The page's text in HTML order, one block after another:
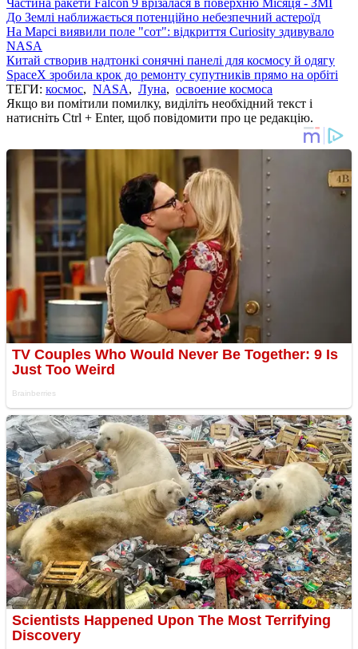
До Землі наближається потенційно небезпечний астероїд
На Марсі виявили поле "сот": відкриття Curiosity здивувало
NASA
Китай створив надтонкі сонячні панелі для космосу й одягу
SpaceX зробила крок до ремонту супутників прямо на орбіті
ТЕГИ: космос, NASA, Луна, освоение космоса
Якщо ви помітили помилку, виділіть необхідний текст і
натисніть Ctrl + Enter, щоб повідомити про це редакцію.